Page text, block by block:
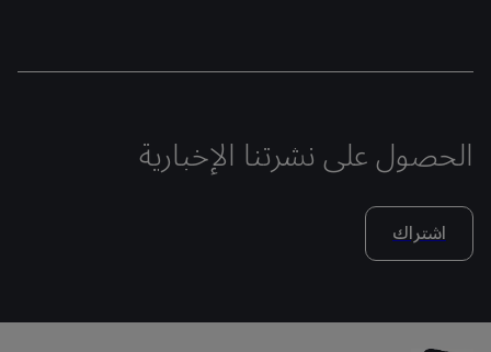
الحصول على نشرتنا الإخبارية
اشتراك